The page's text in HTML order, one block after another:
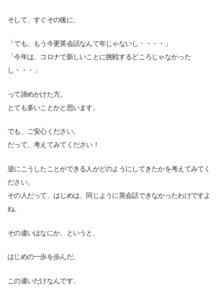
そして、すぐその後に、
「でも、もう今更英会話なんて年じゃないし・・・・」
「今年は、コロナで新しいことに挑戦するどころじゃなかった
し・・・」
って諦めかけた方。
とても多いことかと思います。
でも、ご安心ください。
だって、考えてみてください！
逆にこうしたことができる人がどのようにしてきたかを考えてみてく
ださい。
その人だって、はじめは、同じように英会話できなかったわけですよ
ね。
その違いはなにか、というと、
はじめの一歩を歩んだ。
この違いだけなんです。